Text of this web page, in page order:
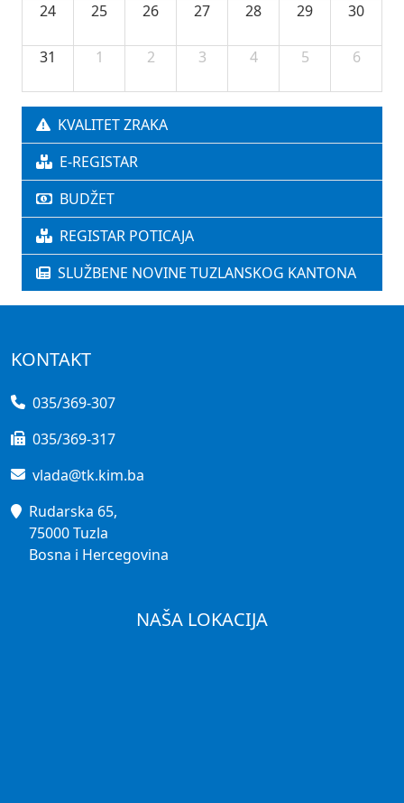
24 25 26 27 28 29 30
31 1 2 3 4 5 6
KVALITET ZRAKA
E-REGISTAR
BUDŽET
REGISTAR POTICAJA
SLUŽBENE NOVINE TUZLANSKOG KANTONA
KONTAKT
035/369-307
035/369-317
vlada@tk.kim.ba
Rudarska 65,
75000 Tuzla
Bosna i Hercegovina
NAŠA LOKACIJA